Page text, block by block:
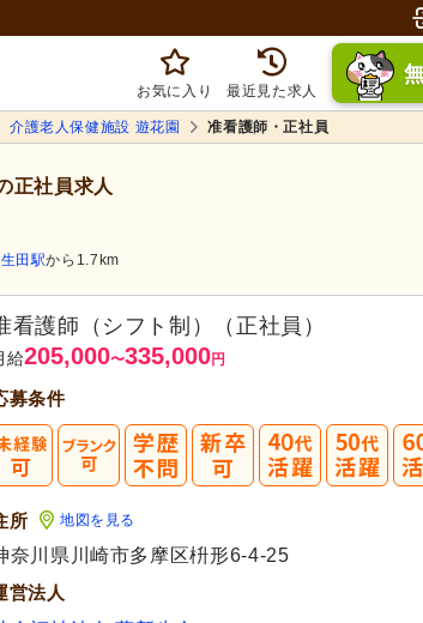
お気に入り 最近見た求人
介護老人保健施設 遊花園 准看護師・正社員
正社員求人
生田駅から1.7km
看護師（シフト制）（正社員）
給205,000〜335,000円
募条件
所 地図を見る
奈川県川崎市多摩区枡形6-4-25
営法人